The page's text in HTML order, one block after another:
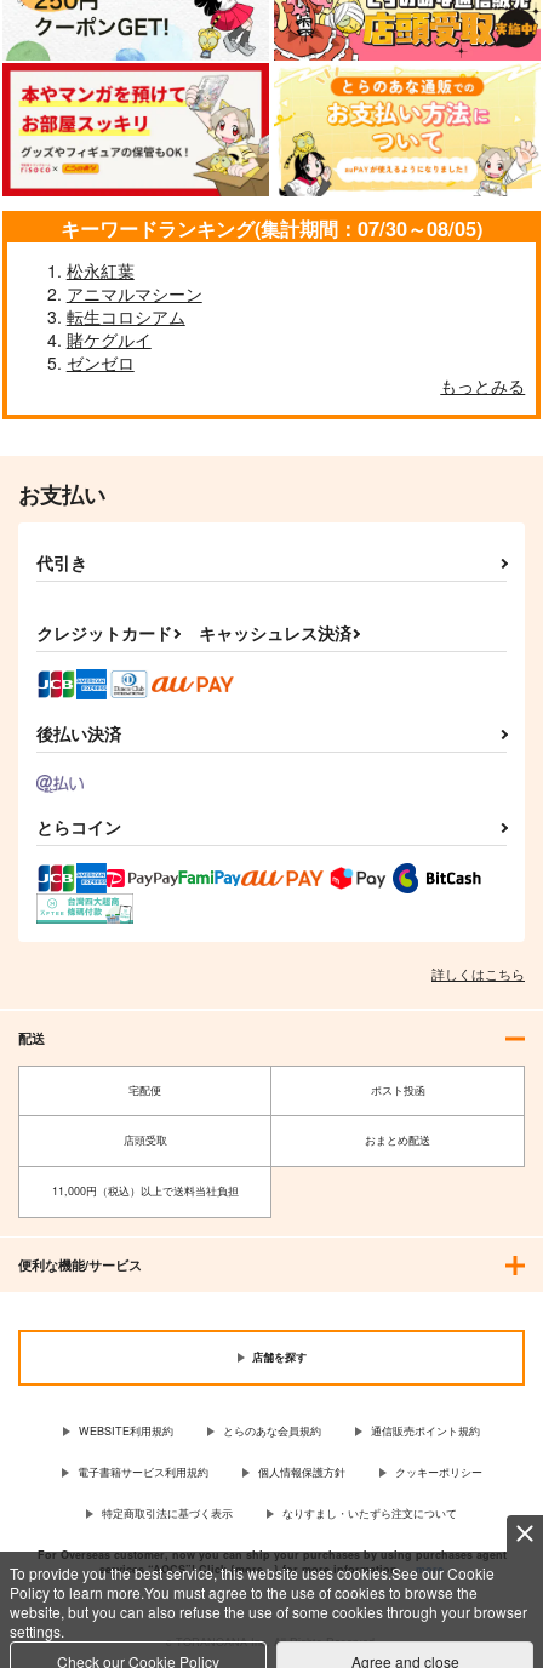
To provide you the best service, this website uses cookies.See our Cookie
Policy to learn more.You must agree to the use of cookies to browse the
website, but you can also refuse the use of some cookies through your browser
settings.
Check our Cookie Policy
Agree and close
キーワードランキング(集計期間：07/30～08/05)
松永紅葉
アニマルマシーン
転生コロシアム
賭ケグルイ
ゼンゼロ
もっとみる
お支払い
代引き
クレジットカード キャッシュレス決済
後払い決済
とらコイン
詳しくはこちら
配送
宅配便 ポスト投函
店頭受取 おまとめ配送
11,000円（税込）以上で送料当社負担
便利な機能/サービス
店舗を探す
WEBSITE利用規約 とらのあな会員規約 通信販売ポイント規約
電子書籍サービス利用規約 個人情報保護方針 クッキーポリシー
特定商取引法に基づく表示 なりすまし・いたずら注文について
For Overseas customer, now you can ship your purchases by using purchases agent
services “AOCS”! Click {more…} for more information …more
c TORANOANA Inc, All Rights Reserved.